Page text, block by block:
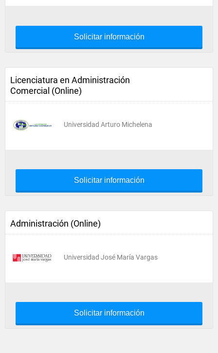
Solicitar información
Licenciatura en Administración
Comercial (Online)
Universidad Arturo Michelena
Solicitar información
Administración (Online)
Universidad José María Vargas
Solicitar información